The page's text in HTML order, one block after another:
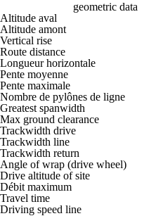
geometric data
Altitude aval
Altitude amont
Vertical rise
Route distance
Longueur horizontale
Pente moyenne
Pente maximale
Nombre de pylônes de ligne
Greatest spanwidth
Max ground clearance
Trackwidth drive
Trackwidth line
Trackwidth return
Angle of wrap (drive wheel)
Drive altitude of site
Débit maximum
Travel time
Driving speed line